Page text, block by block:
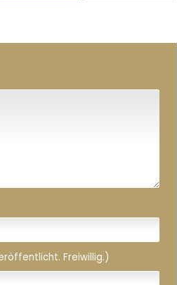
Freiwillig.)